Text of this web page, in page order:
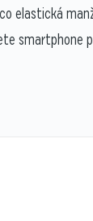
elastická
smartphone